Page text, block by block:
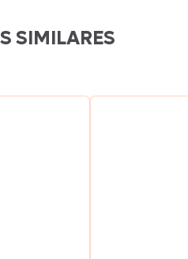
SIMILARES